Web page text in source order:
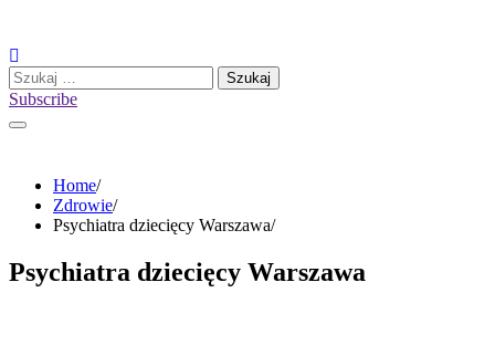
content
Szukaj:
Subscribe
Home
Zdrowie
Psychiatra dziecięcy Warszawa
Psychiatra dziecięcy Warszawa